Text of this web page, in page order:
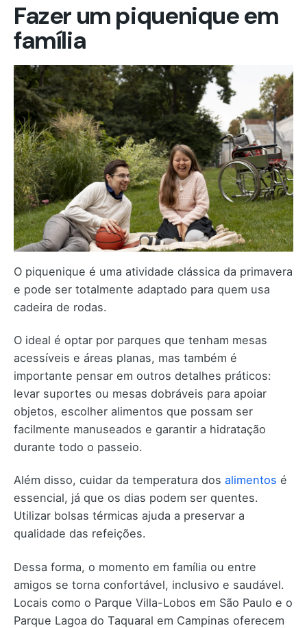
Fazer um piquenique em
família
O piquenique é uma atividade clássica da primavera
e pode ser totalmente adaptado para quem usa
cadeira de rodas.
O ideal é optar por parques que tenham mesas
acessíveis e áreas planas, mas também é
importante pensar em outros detalhes práticos:
levar suportes ou mesas dobráveis para apoiar
objetos, escolher alimentos que possam ser
facilmente manuseados e garantir a hidratação
durante todo o passeio.
Além disso, cuidar da temperatura dos alimentos é
essencial, já que os dias podem ser quentes.
Utilizar bolsas térmicas ajuda a preservar a
qualidade das refeições.
Dessa forma, o momento em família ou entre
amigos se torna confortável, inclusivo e saudável.
Locais como o Parque Villa-Lobos em São Paulo e o
Parque Lagoa do Taquaral em Campinas oferecem